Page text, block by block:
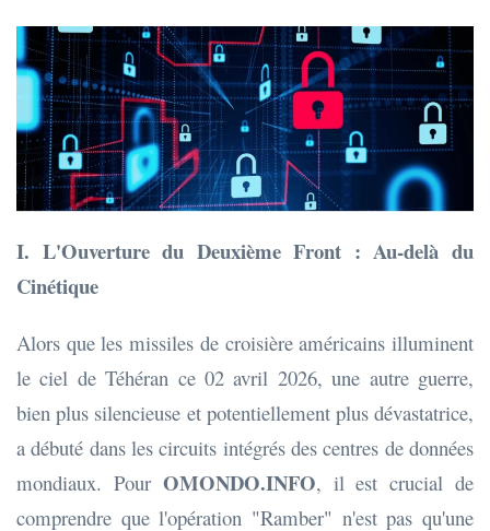
I. L'Ouverture du Deuxième Front : Au-delà du
Cinétique
Alors que les missiles de croisière américains illuminent
le ciel de Téhéran ce 02 avril 2026, une autre guerre,
bien plus silencieuse et potentiellement plus dévastatrice,
a débuté dans les circuits intégrés des centres de données
mondiaux. Pour OMONDO.INFO, il est crucial de
comprendre que l'opération "Ramber" n'est pas qu'une